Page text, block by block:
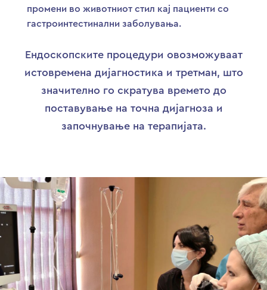
промени во животниот стил кај пациенти со
гастроинтестинални заболувања.
Ендоскопските процедури овозможуваат
истовремена дијагностика и третман, што
значително го скратува времето до
поставување на точна дијагноза и
започнување на терапијата.